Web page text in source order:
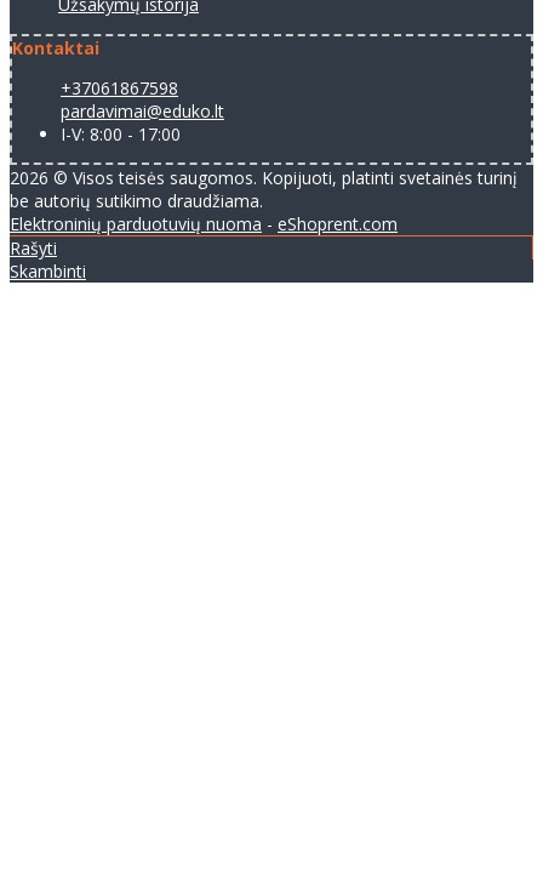
Kontaktai
+37061867598
pardavimai@eduko.lt
I-V: 8:00 - 17:00
2026 © Visos teisės saugomos. Kopijuoti, platinti svetainės turinį
be autorių sutikimo draudžiama.
Elektroninių parduotuvių nuoma - eShoprent.com
Rašyti
Skambinti